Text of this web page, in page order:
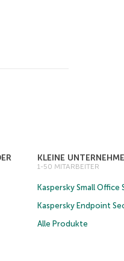
KLEINE
1-50 MITARBEITER
Kaspersky Small Office
Kaspersky Endpoint
Alle Produkte